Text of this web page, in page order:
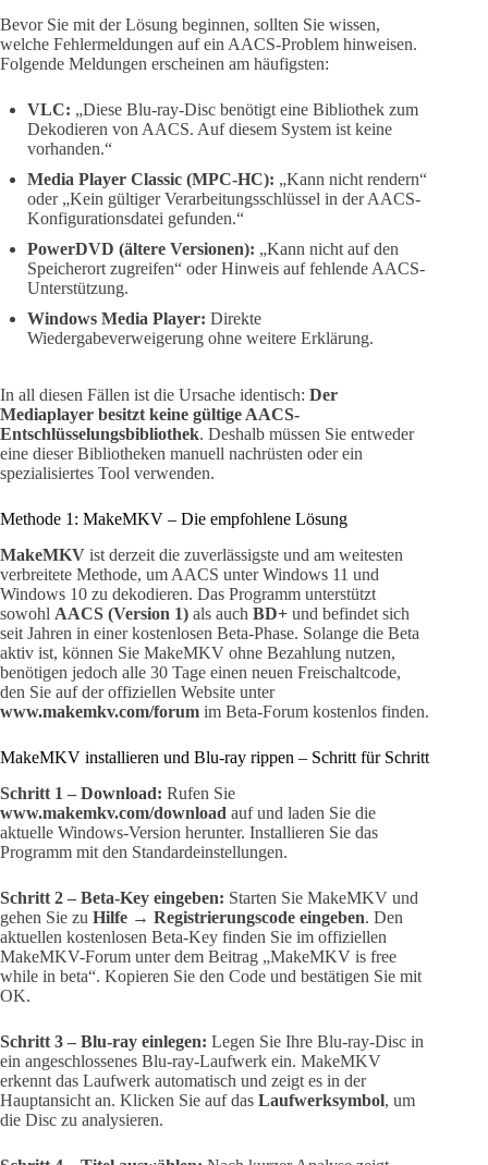
Bevor Sie mit der Lösung beginnen, sollten Sie wissen,
welche Fehlermeldungen auf ein AACS-Problem hinweisen.
Folgende Meldungen erscheinen am häufigsten:
VLC: „Diese Blu-ray-Disc benötigt eine Bibliothek zum
Dekodieren von AACS. Auf diesem System ist keine
vorhanden.“
Media Player Classic (MPC-HC): „Kann nicht rendern“
oder „Kein gültiger Verarbeitungsschlüssel in der AACS-
Konfigurationsdatei gefunden.“
PowerDVD (ältere Versionen): „Kann nicht auf den
Speicherort zugreifen“ oder Hinweis auf fehlende AACS-
Unterstützung.
Windows Media Player: Direkte
Wiedergabeverweigerung ohne weitere Erklärung.
In all diesen Fällen ist die Ursache identisch: Der
Mediaplayer besitzt keine gültige AACS-
Entschlüsselungsbibliothek. Deshalb müssen Sie entweder
eine dieser Bibliotheken manuell nachrüsten oder ein
spezialisiertes Tool verwenden.
Methode 1: MakeMKV – Die empfohlene Lösung
MakeMKV ist derzeit die zuverlässigste und am weitesten
verbreitete Methode, um AACS unter Windows 11 und
Windows 10 zu dekodieren. Das Programm unterstützt
sowohl AACS (Version 1) als auch BD+ und befindet sich
seit Jahren in einer kostenlosen Beta-Phase. Solange die Beta
aktiv ist, können Sie MakeMKV ohne Bezahlung nutzen,
benötigen jedoch alle 30 Tage einen neuen Freischaltcode,
den Sie auf der offiziellen Website unter
www.makemkv.com/forum im Beta-Forum kostenlos finden.
MakeMKV installieren und Blu-ray rippen – Schritt für Schritt
Schritt 1 – Download: Rufen Sie
www.makemkv.com/download auf und laden Sie die
aktuelle Windows-Version herunter. Installieren Sie das
Programm mit den Standardeinstellungen.
Schritt 2 – Beta-Key eingeben: Starten Sie MakeMKV und
gehen Sie zu Hilfe → Registrierungscode eingeben. Den
aktuellen kostenlosen Beta-Key finden Sie im offiziellen
MakeMKV-Forum unter dem Beitrag „MakeMKV is free
while in beta“. Kopieren Sie den Code und bestätigen Sie mit
OK.
Schritt 3 – Blu-ray einlegen: Legen Sie Ihre Blu-ray-Disc in
ein angeschlossenes Blu-ray-Laufwerk ein. MakeMKV
erkennt das Laufwerk automatisch und zeigt es in der
Hauptansicht an. Klicken Sie auf das Laufwerksymbol, um
die Disc zu analysieren.